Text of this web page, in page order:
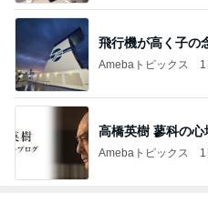
飛行機が高く子の
Amebaトピックス
高橋英樹 蓼科の
Amebaトピックス